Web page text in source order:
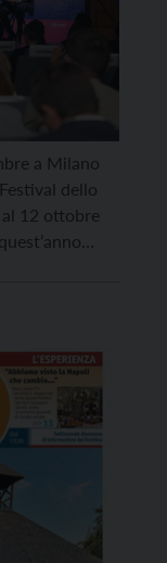
a Milano
dello
12 ottobre